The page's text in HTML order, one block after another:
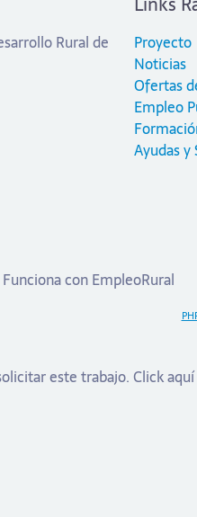
Rural de
Proyecto
Noticias
Ofertas
Empleo
Ayudas y
con EmpleoRural
este trabajo.Click